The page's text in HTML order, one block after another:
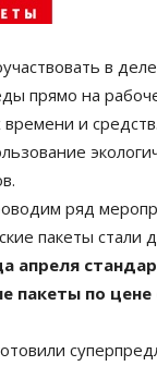
в
прямо на
и
ряд
пакеты стали
апреля
пакеты по